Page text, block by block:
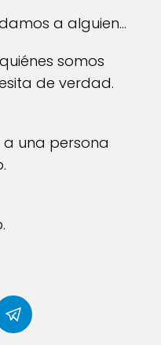
a alguien…
somos
de verdad.
una persona